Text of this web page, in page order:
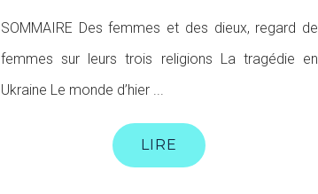
SOMMAIRE Des femmes et des dieux, regard de
femmes sur leurs trois religions La tragédie en
Ukraine Le monde d’hier ...
LIRE